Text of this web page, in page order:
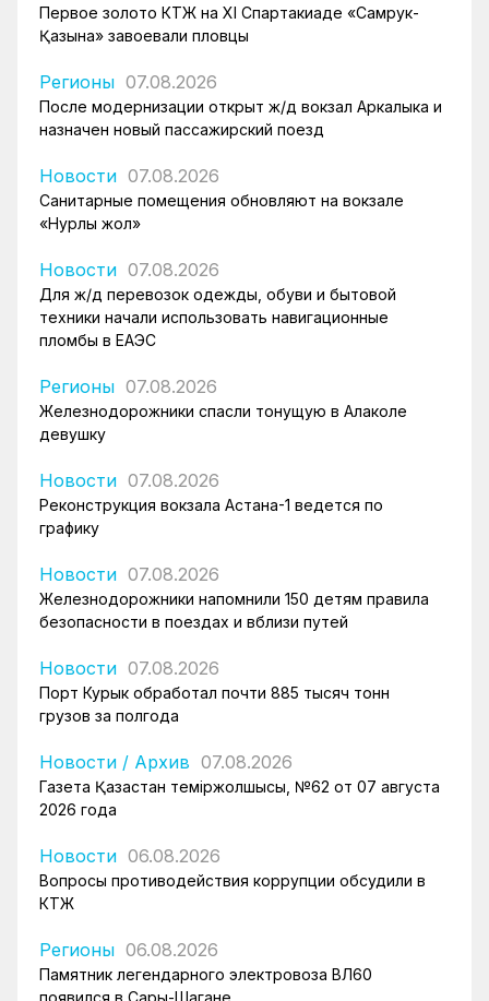
Первое золото КТЖ на XI Спартакиаде «Самрук-
Қазына» завоевали пловцы
Регионы 07.08.2026
После модернизации открыт ж/д вокзал Аркалыка и
назначен новый пассажирский поезд
Новости 07.08.2026
Санитарные помещения обновляют на вокзале
«Нурлы жол»
Новости 07.08.2026
Для ж/д перевозок одежды, обуви и бытовой
техники начали использовать навигационные
пломбы в ЕАЭС
Регионы 07.08.2026
Железнодорожники спасли тонущую в Алаколе
девушку
Новости 07.08.2026
Реконструкция вокзала Астана-1 ведется по
графику
Новости 07.08.2026
Железнодорожники напомнили 150 детям правила
безопасности в поездах и вблизи путей
Новости 07.08.2026
Порт Курык обработал почти 885 тысяч тонн
грузов за полгода
Новости / Архив 07.08.2026
Газета Қазақстан теміржолшысы, №62 от 07 августа
2026 года
Новости 06.08.2026
Вопросы противодействия коррупции обсудили в
КТЖ
Регионы 06.08.2026
Памятник легендарного электровоза ВЛ60
появился в Сары-Шагане